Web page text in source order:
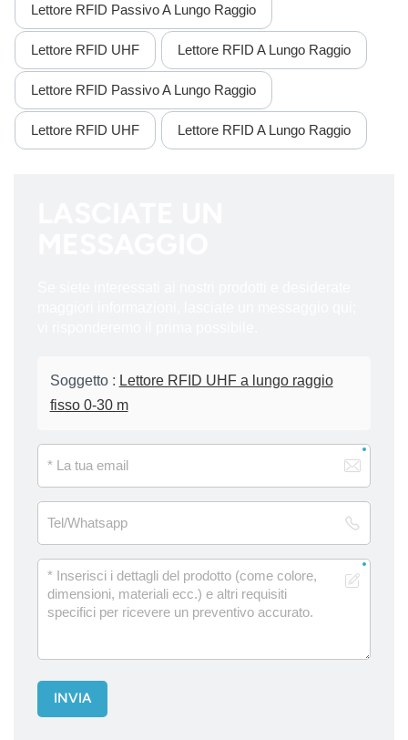
Lettore RFID Passivo A Lungo Raggio
Lettore RFID UHF Lettore RFID A Lungo Raggio
Lettore RFID Passivo A Lungo Raggio
Lettore RFID UHF Lettore RFID A Lungo Raggio
Soggetto : Lettore RFID UHF a lungo raggio
fisso 0-30 m
INVIA